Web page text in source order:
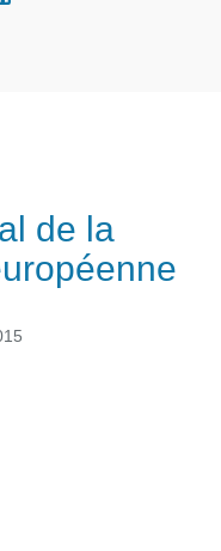
de la